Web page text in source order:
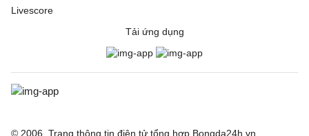
Livescore
Tải ứng dụng
© 2006. Trang thông tin điện tử tổng hợp Bongda24h.vn